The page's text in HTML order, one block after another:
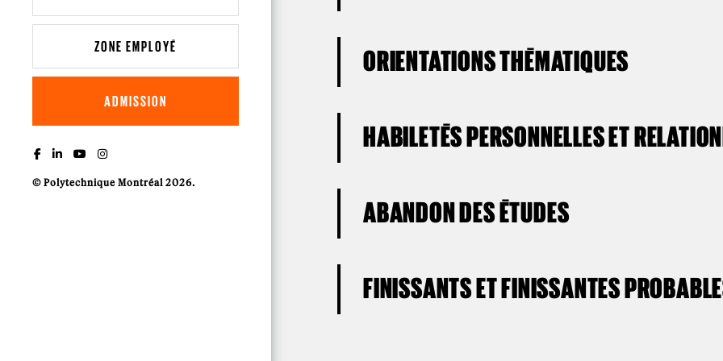
ZONE EMPLOYÉ
ADMISSION
© Polytechnique Montréal 2026.
ORIENTATIONS THÉMATIQUES
HABILETÉS PERSONNELLES ET
ABANDON DES ÉTUDES
FINISSANTS ET FINISSANTES